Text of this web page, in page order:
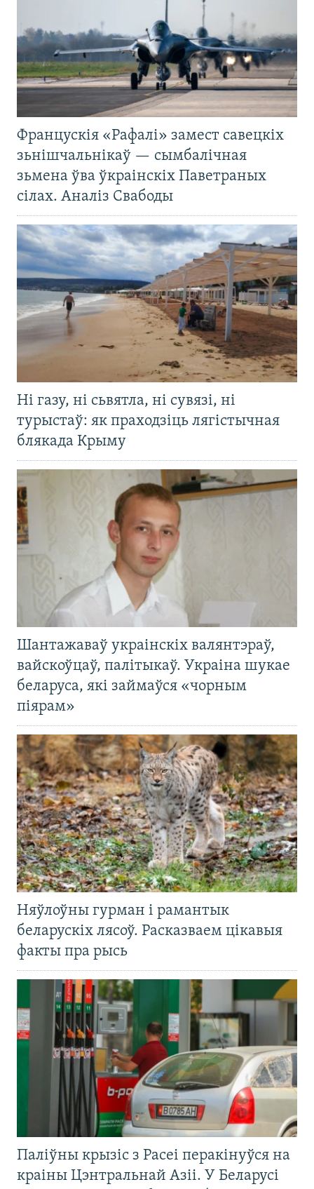
Францускія «Рафалі» замест савецкіх
зьнішчальнікаў — сымбалічная
зьмена ўва ўкраінскіх Паветраных
сілах. Аналіз Свабоды
Ні газу, ні сьвятла, ні сувязі, ні
турыстаў: як праходзіць лягістычная
блякада Крыму
Шантажаваў украінскіх валянтэраў,
вайскоўцаў, палітыкаў. Украіна шукае
беларуса, які займаўся «чорным
піярам»
Няўлоўны гурман і рамантык
беларускіх лясоў. Расказваем цікавыя
факты пра рысь
Паліўны крызіс з Расеі перакінуўся на
краіны Цэнтральнай Азіі. У Беларусі